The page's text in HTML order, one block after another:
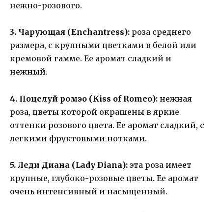
нежно-розового.
3. Чарующая (Enchantress): роза среднего
размера, с крупными цветками в белой или
кремовой гамме. Ее аромат сладкий и
нежный.
4. Поцелуй ромэо (Kiss of Romeo): нежная
роза, цветы которой окрашены в яркие
оттенки розового цвета. Ее аромат сладкий, с
легкими фруктовыми нотками.
5. Леди Диана (Lady Diana): эта роза имеет
крупные, глубоко-розовые цветы. Ее аромат
очень интенсивный и насыщенный.